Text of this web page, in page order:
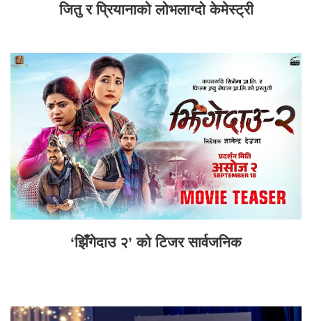
जितु र प्रियानाको लोभलाग्दो केमेस्ट्री
‘झिँगेदाउ २’ को टिजर सार्वजनिक